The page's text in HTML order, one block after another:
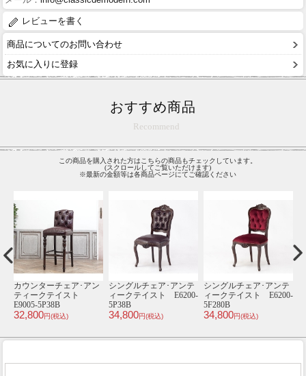
レビューを書く
商品についてのお問い合わせ
お気に入りに登録
おすすめ商品
Recommend
この商品を購入された方はこちらの商品もチェックしています。
(スクロールしてご覧いただけます)
※最新の金額等は各商品ページにてご確認ください
カウンターチェア･アン
ティークテイスト
E9005-5P38B
32,800円(税込)
シングルチェア･アンテ
ィークテイスト E6200-
5P38B
34,800円(税込)
シングルチェア･アンテ
ィークテイスト E6200-
5F280B
34,800円(税込)